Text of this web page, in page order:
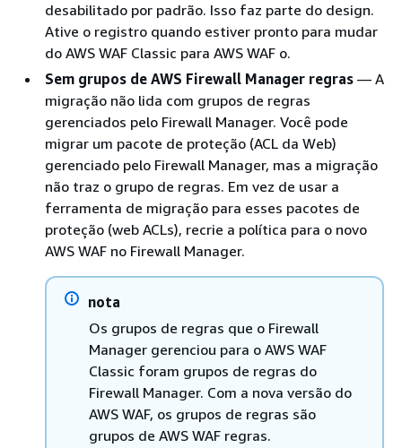
desabilitado por padrão. Isso faz parte do design.
Ative o registro quando estiver pronto para mudar
do AWS WAF Classic para AWS WAF o.
Sem grupos de AWS Firewall Manager regras — A
migração não lida com grupos de regras
gerenciados pelo Firewall Manager. Você pode
migrar um pacote de proteção (ACL da Web)
gerenciado pelo Firewall Manager, mas a migração
não traz o grupo de regras. Em vez de usar a
ferramenta de migração para esses pacotes de
proteção (web ACLs), recrie a política para o novo
AWS WAF no Firewall Manager.
nota
Os grupos de regras que o Firewall
Manager gerenciou para o AWS WAF
Classic foram grupos de regras do
Firewall Manager. Com a nova versão do
AWS WAF, os grupos de regras são
grupos de AWS WAF regras.